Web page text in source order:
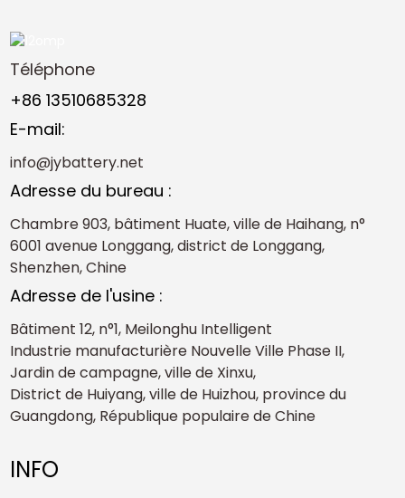
Téléphone
+86 13510685328
E-mail:
info@jybattery.net
Adresse du bureau :
Chambre 903, bâtiment Huate, ville de Haihang, n°
6001 avenue Longgang, district de Longgang,
Shenzhen, Chine
Adresse de l'usine :
Bâtiment 12, n°1, Meilonghu Intelligent
Industrie manufacturière Nouvelle Ville Phase II,
Jardin de campagne, ville de Xinxu,
District de Huiyang, ville de Huizhou, province du
Guangdong, République populaire de Chine
INFO